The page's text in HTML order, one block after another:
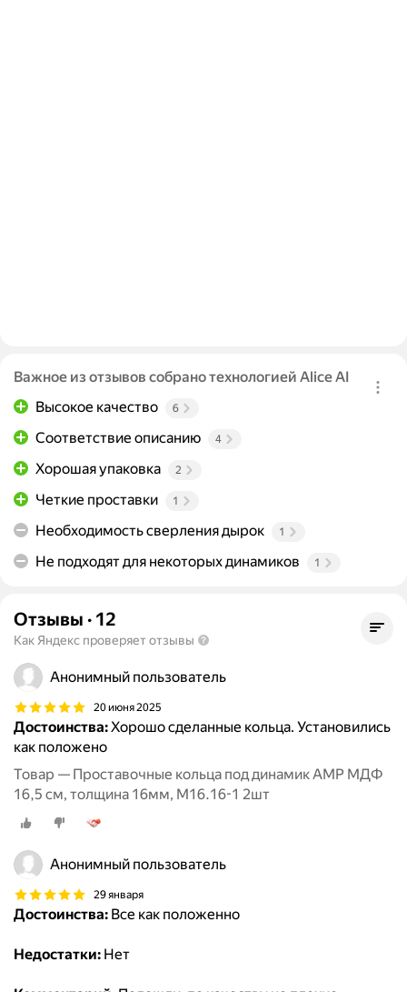
Важное из отзывов собрано технологией Alice AI
Высокое качество
6
Соответствие описанию 4
Хорошая упаковка 2
Четкие проставки 1
Необходимость сверления дырок 1
Не подходят для некоторых динамиков 1
Отзывы · 12
Как Яндекс проверяет отзывы
Анонимный пользователь
20 июня 2025
Достоинства:Хорошо сделанные кольца. Установились
как положено
Товар — Проставочные кольца под динамик AMP МДФ
16,5 см, толщина 16мм, М16.16-1 2шт
Анонимный пользователь
29 января
Достоинства: Все как положенно
Недостатки: Нет